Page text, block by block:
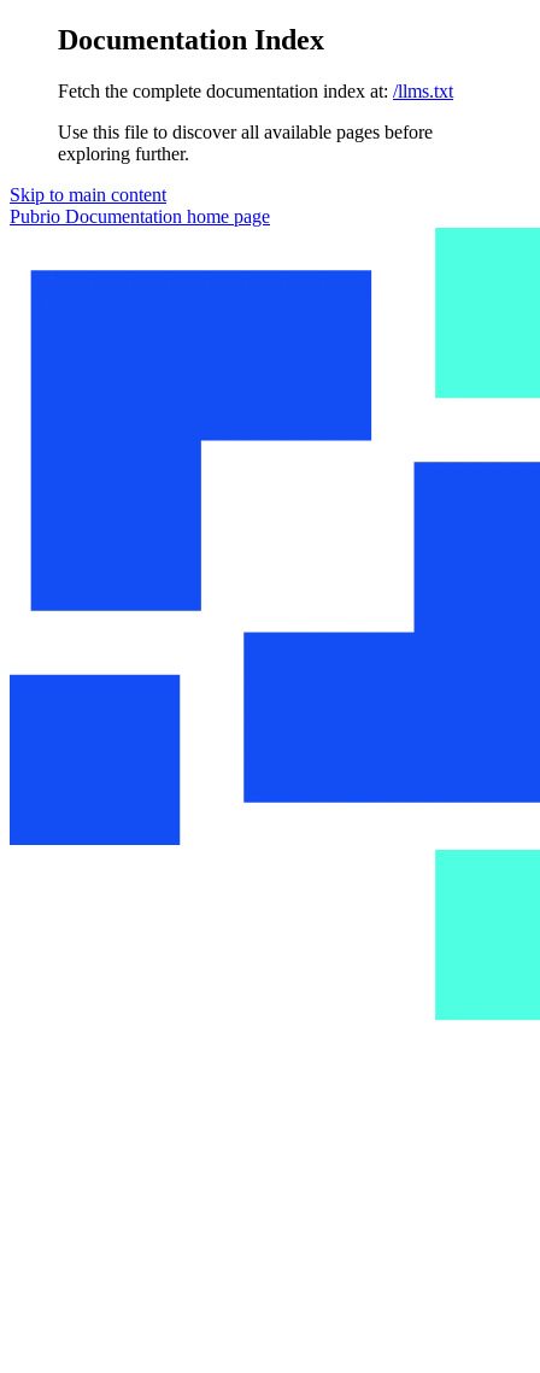
Documentation Index
Fetch the complete documentation index at: /llms.txt
Use this file to discover all available pages before
exploring further.
Skip to main content
Pubrio Documentation home page